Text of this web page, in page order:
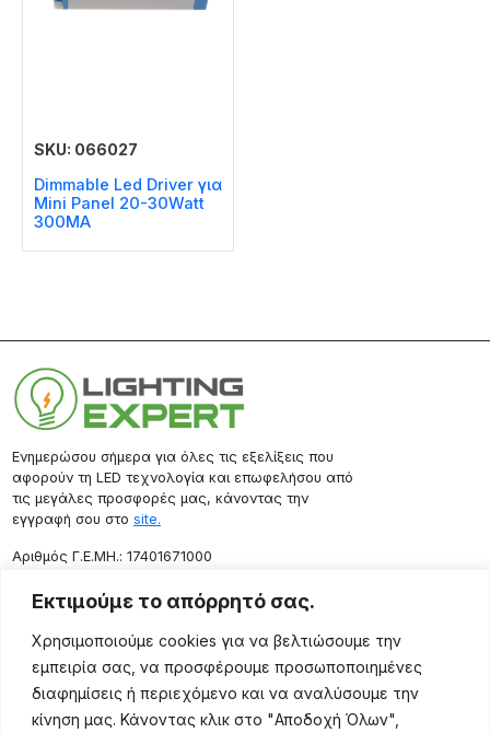
Εκτιμούμε το απόρρητό σας.
Χρησιμοποιούμε cookies για να βελτιώσουμε την
εμπειρία σας, να προσφέρουμε προσωποποιημένες
διαφημίσεις ή περιεχόμενο και να αναλύσουμε την
κίνηση μας. Κάνοντας κλικ στο "Αποδοχή Όλων",
SKU: 066027
Dimmable Led Driver για
Mini Panel 20-30Watt
300MA
Ενημερώσου σήμερα για όλες τις εξελίξεις που
αφορούν τη LED τεχνολογία και επωφελήσου από
τις μεγάλες προσφορές μας, κάνοντας την
εγγραφή σου στο site.
Aριθμός Γ.Ε.ΜΗ.: 17401671000
Επικοινωνία
Ρόδου 133, Αθήνα 10443
(+30) 211 725 5427
sales@lightingexpert.gr